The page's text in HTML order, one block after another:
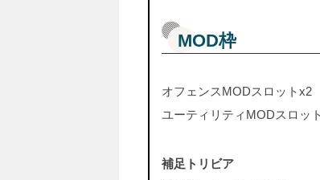
MOD枠
オフェンスMODスロットx2
ユーティリティMODスロッ
補足トリビア